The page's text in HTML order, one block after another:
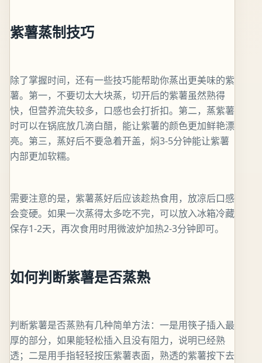
紫薯蒸制技巧
除了掌握时间，还有一些技巧能帮助你蒸出更美味的紫
薯。第一，不要切太大块蒸，切开后的紫薯虽然熟得
快，但营养流失较多，口感也会打折扣。第二，蒸紫薯
时可以在锅底放几滴白醋，能让紫薯的颜色更加鲜艳漂
亮。第三，蒸好后不要急着开盖，焖3-5分钟能让紫薯
内部更加软糯。
需要注意的是，紫薯蒸好后应该趁热食用，放凉后口感
会变硬。如果一次蒸得太多吃不完，可以放入冰箱冷藏
保存1-2天，再次食用时用微波炉加热2-3分钟即可。
如何判断紫薯是否蒸熟
判断紫薯是否蒸熟有几种简单方法：一是用筷子插入最
厚的部分，如果能轻松插入且没有阻力，说明已经熟
透；二是用手指轻轻按压紫薯表面，熟透的紫薯按下去